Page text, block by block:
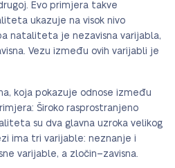
Evo primjera takve
ukazuje na visok nivo
nataliteta je nezavisna varijabla,
Vezu između ovih varijabli je
koja pokazuje odnose između
Široko rasprostranjeno
su dva glavna uzroka velikog
ima tri varijable: neznanje i
varijable, a zločin–zavisna.